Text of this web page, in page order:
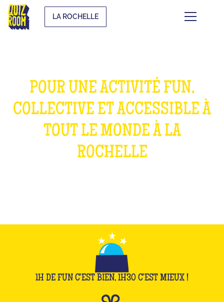
LA ROCHELLE
POUR UNE ACTIVITÉ FUN,
COLLECTIVE ET ACCESSIBLE À
TOUT LE MONDE À LA
ROCHELLE
1H DE FUN C'EST BIEN, 1H30 C'EST MIEUX !